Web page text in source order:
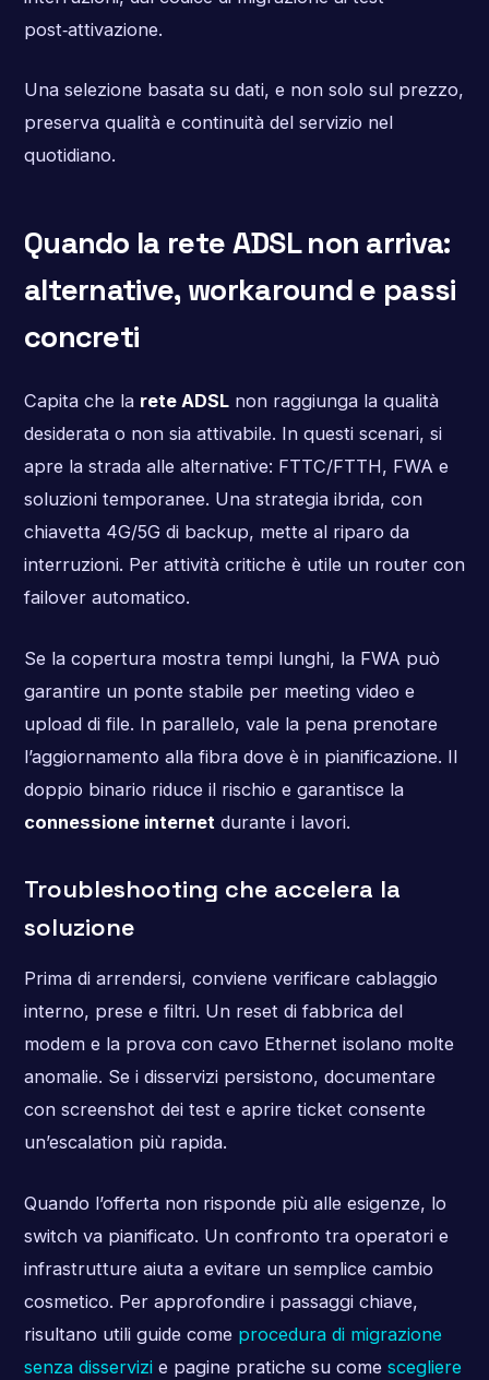
post‑attivazione.
Una selezione basata su dati, e non solo sul prezzo,
preserva qualità e continuità del servizio nel
quotidiano.
Quando la rete ADSL non arriva:
alternative, workaround e passi
concreti
Capita che la rete ADSLnon raggiunga la qualità
desiderata o non sia attivabile. In questi scenari, si
apre la strada alle alternative: FTTC/FTTH, FWA e
soluzioni temporanee. Una strategia ibrida, con
chiavetta 4G/5G di backup, mette al riparo da
interruzioni. Per attività critiche è utile un router con
failover automatico.
Se la copertura mostra tempi lunghi, la FWA può
garantire un ponte stabile per meeting video e
upload di file. In parallelo, vale la pena prenotare
l’aggiornamento alla fibra dove è in pianificazione. Il
doppio binario riduce il rischio e garantisce la
connessione internet durante i lavori.
Troubleshooting che accelera la
soluzione
Prima di arrendersi, conviene verificare cablaggio
interno, prese e filtri. Un reset di fabbrica del
modem e la prova con cavo Ethernet isolano molte
anomalie. Se i disservizi persistono, documentare
con screenshot dei test e aprire ticket consente
un’escalation più rapida.
Quando l’offerta non risponde più alle esigenze, lo
switch va pianificato. Un confronto tra operatori e
infrastrutture aiuta a evitare un semplice cambio
cosmetico. Per approfondire i passaggi chiave,
risultano utili guide come procedura di migrazione
senza disservizie pagine pratiche su come scegliere